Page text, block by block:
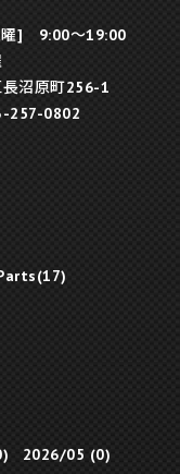
] 9:00～19:00
沼原町256-1
257-0802
2026/05 (0)